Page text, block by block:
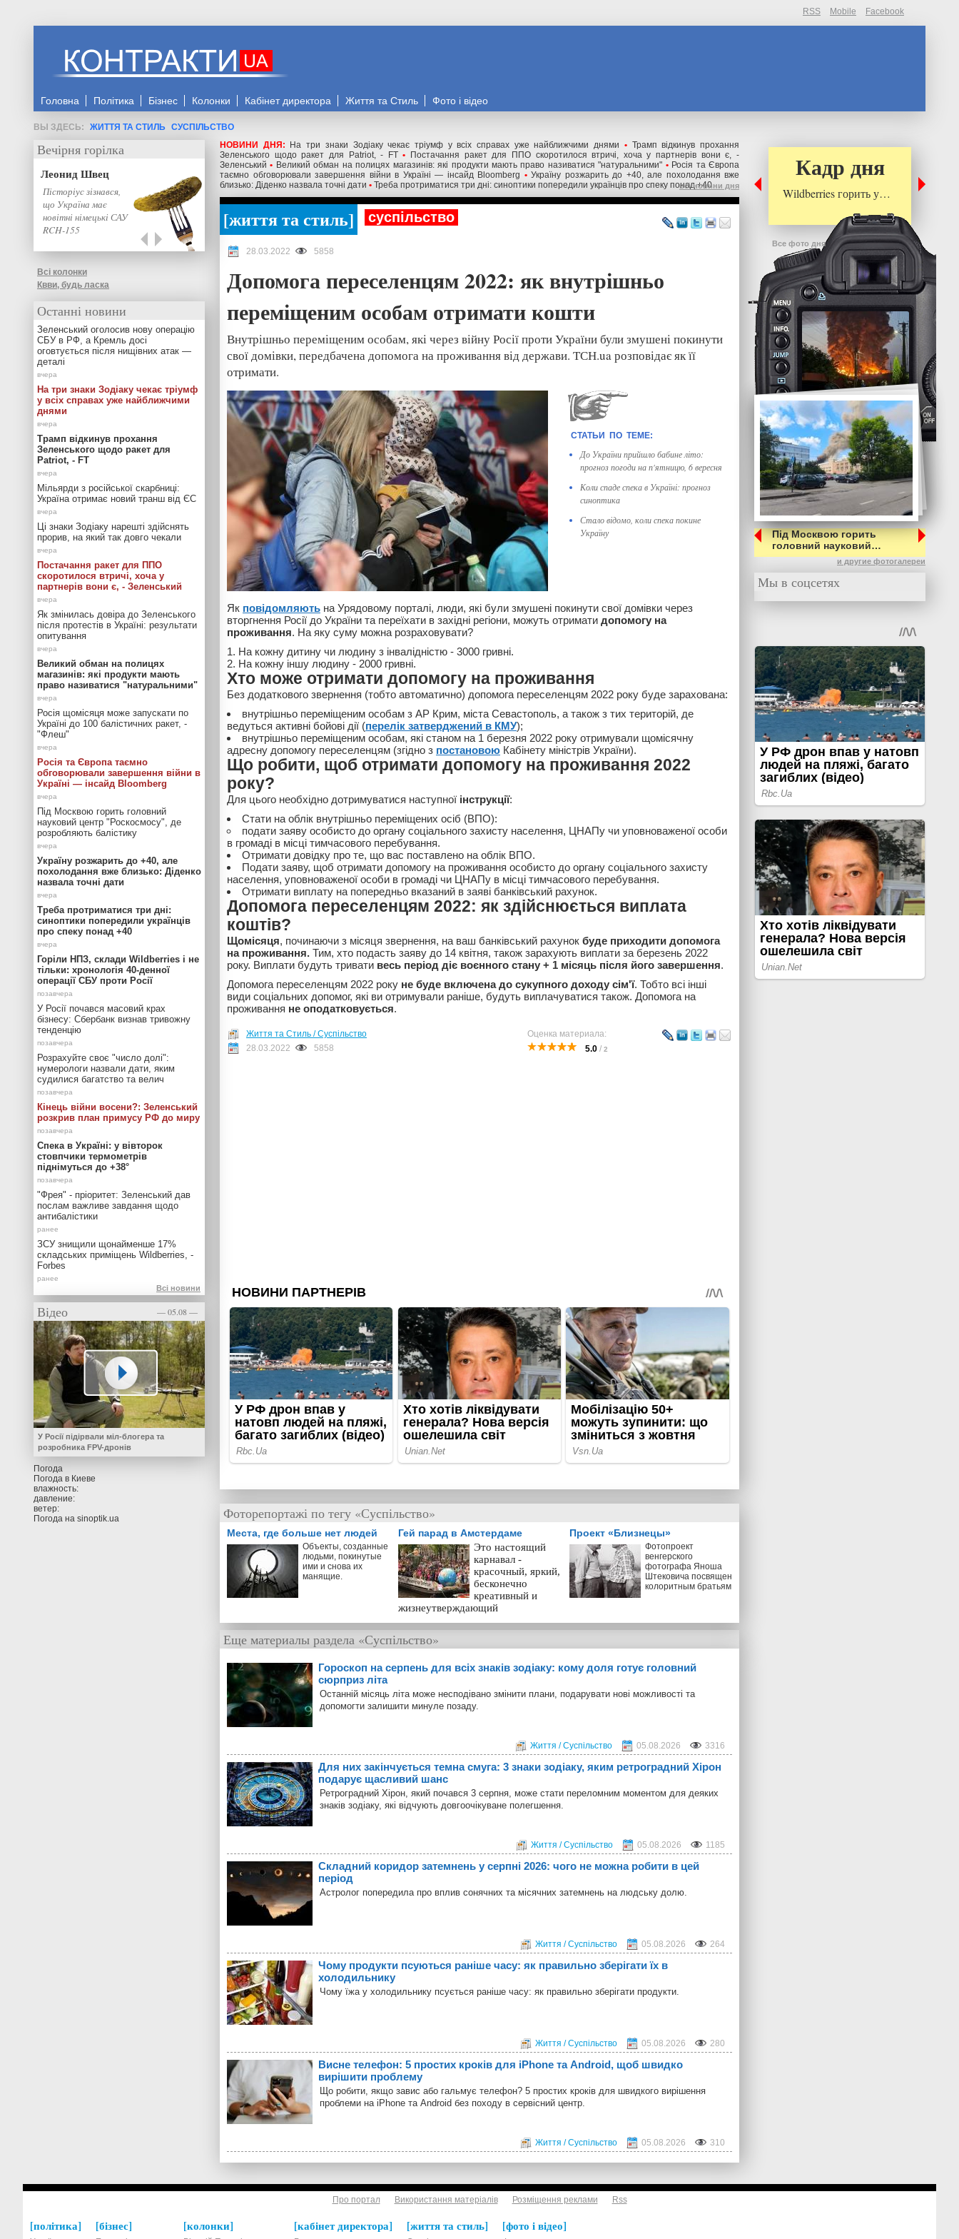
RSS Mobile Facebook
Головна Політика Бізнес Колонки Кабінет директора Життя та Стиль Фото і відео
ЖИТТЯ ТА СТИЛЬ СУСПІЛЬСТВО
НОВИНИ ДНЯ:
На три знаки Зодіаку чекає тріумф у всіх справах уже найближчими днями • Трамп відкинув прохання
Зеленського щодо ракет для Patriot, - FT •
Постачання ракет для ППО скоротилося втричі, хоча у партнерів вони є, -
Зеленський • Великий обман на полицях магазинів: які продукти мають право називатися "натуральними" • Росія та Європа
таємно обговорювали завершення війни в Україні — інсайд Bloomberg • Україну розжарить до +40, але похолодання вже
близько: Діденко назвала точні дати • Треба протриматися три дні: синоптики попередили українців про спеку понад +40
всі новини дня
життя та стиль суспільство
28.03.2022 5858
Допомога переселенцям 2022: як внутрішньо
переміщеним особам отримати кошти
Внутрішньо переміщеним особам, які через війну Росії проти України були змушені покинути
свої домівки, передбачена допомога на проживання від держави. ТСН.ua розповідає як її
отримати.
До України прийшло бабине літо:
прогноз погоди на п'ятницю, 6 вересня
Коли спаде спека в Україні: прогноз
синоптика
Стало відомо, коли спека покине
Україну
Як повідомляють на Урядовому порталі, люди, які були змушені покинути свої домівки через
вторгнення Росії до України та переїхати в західні регіони, можуть отримати допомогу на
проживання. На яку суму можна розраховувати?
На кожну дитину чи людину з інвалідністю - 3000 гривні.
На кожну іншу людину - 2000 гривні.
Хто може отримати допомогу на проживання
Без додаткового звернення (тобто автоматично) допомога переселенцям 2022 року буде зарахована:
внутрішньо переміщеним особам з АР Крим, міста Севастополь, а також з тих територій, де
ведуться активні бойові дії (перелік затверджений в КМУ);
внутрішньо переміщеним особам, які станом на 1 березня 2022 року отримували щомісячну
адресну допомогу переселенцям (згідно з постановою Кабінету міністрів України).
Що робити, щоб отримати допомогу на проживання 2022
року?
Для цього необхідно дотримуватися наступної інструкції:
Стати на облік внутрішньо переміщених осіб (ВПО):
подати заяву особисто до органу соціального захисту населення, ЦНАПу чи уповноваженої особи
в громаді в місці тимчасового перебування.
Отримати довідку про те, що вас поставлено на облік ВПО.
Подати заяву, щоб отримати допомогу на проживання особисто до органу соціального захисту
населення, уповноваженої особи в громаді чи ЦНАПу в місці тимчасового перебування.
Отримати виплату на попередньо вказаний в заяві банківський рахунок.
Допомога переселенцям 2022: як здійснюється виплата
коштів?
Щомісяця, починаючи з місяця звернення, на ваш банківський рахунок буде приходити допомога
на проживання. Тим, хто подасть заяву до 14 квітня, також зарахують виплати за березень 2022
року. Виплати будуть тривати весь період діє воєнного стану + 1 місяць після його завершення.
Допомога переселенцям 2022 року не буде включена до сукупного доходу сім'ї. Тобто всі інші
види соціальних допомог, які ви отримували раніше, будуть виплачуватися також. Допомога на
проживання не оподатковується.
Оценка материала:
5.0 / 2
Життя та Стиль / Суспільство
28.03.2022
5858
Фоторепортажі по тегу «Суспільство»
Места, где больше нет людей
Объекты, созданные
людьми, покинутые
ими и снова их
манящие.
Гей парад в Амстердаме
Это настоящий
карнавал -
красочный, яркий,
бесконечно
креативный и
жизнеутверждающий
Проект «Близнецы»
Фотопроект
венгерского
фотографа Яноша
Штековича посвящен
колоритным братьям
Еще материалы раздела «Суспільство»
Гороскоп на серпень для всіх знаків зодіаку: кому доля готує головний
сюрприз літа
Останній місяць літа може несподівано змінити плани, подарувати нові можливості та
допомогти залишити минуле позаду.
Життя / Суспільство 05.08.2026 3316
Для них закінчується темна смуга: 3 знаки зодіаку, яким ретроградний Хірон
подарує щасливий шанс
Ретроградний Хірон, який почався 3 серпня, може стати переломним моментом для деяких
знаків зодіаку, які відчують довгоочікуване полегшення.
Життя / Суспільство 05.08.2026 1185
Складний коридор затемнень у серпні 2026: чого не можна робити в цей
період
Астролог попередила про вплив сонячних та місячних затемнень на людську долю.
Життя / Суспільство 05.08.2026 264
Чому продукти псуються раніше часу: як правильно зберігати їх в
холодильнику
Чому їжа у холодильнику псується раніше часу: як правильно зберігати продукти.
Життя / Суспільство 05.08.2026 280
Висне телефон: 5 простих кроків для iPhone та Android, щоб швидко
вирішити проблему
Що робити, якщо завис або гальмує телефон? 5 простих кроків для швидкого вирішення
проблеми на iPhone та Android без походу в сервісний центр.
Життя / Суспільство 05.08.2026 310
Вечірня горілка
Леонид Швец
Пісторіус зізнався,
що Україна має
новітні німецькі САУ
RCH-155
Всі колонки
Квви, будь ласка
Останні новини
Зеленський оголосив нову операцію
СБУ в РФ, а Кремль досі
оговтується після нищівних атак —
деталі
На три знаки Зодіаку чекає тріумф
у всіх справах уже найближчими
днями
Трамп відкинув прохання
Зеленського щодо ракет для
Patriot, - FT
Мільярди з російської скарбниці:
Україна отримає новий транш від ЄС
Ці знаки Зодіаку нарешті здійснять
прорив, на який так довго чекали
Постачання ракет для ППО
скоротилося втричі, хоча у
партнерів вони є, - Зеленський
Як змінилась довіра до Зеленського
після протестів в Україні: результати
опитування
Великий обман на полицях
магазинів: які продукти мають
право називатися "натуральними"
Росія щомісяця може запускати по
Україні до 100 балістичних ракет, -
"Флеш"
Росія та Європа таємно
обговорювали завершення війни в
Україні — інсайд Bloomberg
Під Москвою горить головний
науковий центр "Роскосмосу", де
розробляють балістику
Україну розжарить до +40, але
похолодання вже близько: Діденко
назвала точні дати
Треба протриматися три дні:
синоптики попередили українців
про спеку понад +40
Горіли НПЗ, склади Wildberries і не
тільки: хронологія 40-денної
операції СБУ проти Росії
У Росії почався масовий крах
бізнесу: Сбербанк визнав тривожну
тенденцію
Розрахуйте своє "число долі":
нумерологи назвали дати, яким
судилися багатство та велич
Кінець війни восени?: Зеленський
розкрив план примусу РФ до миру
Спека в Україні: у вівторок
стовпчики термометрів
піднімуться до +38°
"Фрея" - пріоритет: Зеленський дав
послам важливе завдання щодо
антибалістики
ЗСУ знищили щонайменше 17%
складських приміщень Wildberries, -
Forbes
Всі новини
Відео — 05.08 —
У Росії підірвали міл-блогера та
розробника FPV-дронів
Погода
Погода в Киеве
влажность:
давление:
ветер:
Погода на sinoptik.ua
Кадр дня
Wildberries горить у…
Все фото дня
Під Москвою горить
головний науковий…
и другие фотогалереи
Мы в соцсетях
Про портал Використання матеріалів Розміщення реклами Rss
політика бізнес колонки кабінет директора життя та стиль фото і відео